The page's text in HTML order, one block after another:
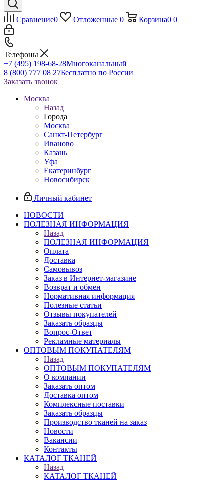
Сравнение0 Отложенные 0 Корзина0 0
Телефоны
+7 (495) 198-68-28Многоканальный
8 (800) 777 08 27Бесплатно по России
Заказать звонок
Москва
Назад
Города
Москва
Санкт-Петербург
Иваново
Казань
Уфа
Екатеринбург
Новосибирск
Личный кабинет
НОВОСТИ
ПОЛЕЗНАЯ ИНФОРМАЦИЯ
Назад
ПОЛЕЗНАЯ ИНФОРМАЦИЯ
Оплата
Доставка
Самовывоз
Заказ в Интернет-магазине
Возврат и обмен
Нормативная информация
Полезные статьи
Отзывы покупателей
Заказать образцы
Вопрос-Ответ
Рекламные материалы
ОПТОВЫМ ПОКУПАТЕЛЯМ
Назад
ОПТОВЫМ ПОКУПАТЕЛЯМ
О компании
Заказать оптом
Доставка оптом
Комплексные поставки
Заказать образцы
Производство тканей на заказ
Новости
Вакансии
Контакты
КАТАЛОГ ТКАНЕЙ
Назад
КАТАЛОГ ТКАНЕЙ